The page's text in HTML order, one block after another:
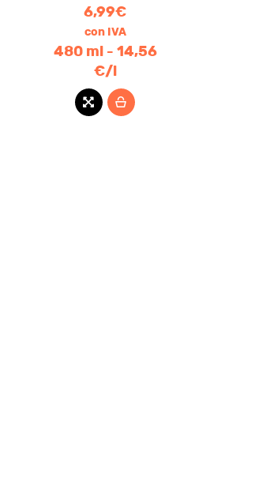
6,99€
con IVA
480 ml - 14,56
€/l